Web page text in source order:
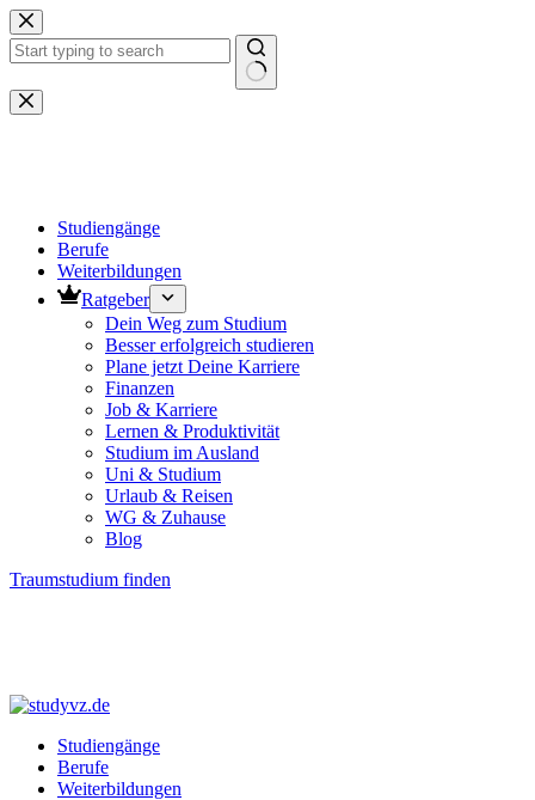
Zum
Inhalt
springen
Keine
Ergebnisse
Studiengänge
Berufe
Weiterbildungen
Ratgeber
Dein Weg zum Studium
Besser erfolgreich studieren
Plane jetzt Deine Karriere
Finanzen
Job & Karriere
Lernen & Produktivität
Studium im Ausland
Uni & Studium
Urlaub & Reisen
WG & Zuhause
Blog
Traumstudium finden
Studiengänge
Berufe
Weiterbildungen